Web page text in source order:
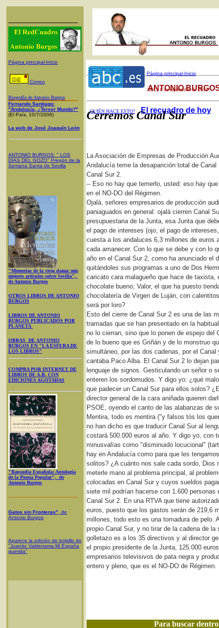
Página principal-Inicio
Correo
Biografía de Antonio Burgos
Fernando Santiago:
"Andalucía, ¿Tercer Mundo?"
(El País, 10/7/2006)
La web de José Joaquín León
ANTONIO BURGOS: " LOS
DÍAS DEL GOZO" Pregón de la
Semana Santa de Sevilla
"Memorias de la vieja dama: mis
mejores artículos sobre Sevilla",
de Antonio Burgos
OTROS LIBROS DE ANTONIO
BURGOS
LIBROS DE ANTONIO
BURGOS PUBLICADOS POR
PLANETA
OBRAS DE ANTONIO
BURGOS EN "LA ESFERA DE
LOS LIBROS"
COMPRA POR INTERNET DE
LIBROS DE A.B. CON
EDICIONES AGOTADAS
"Rapsodia Española: Antología
de la Poesía Popular", de
Antonio Burgos
Gatos sin Fronteras" , de
Antonio Burgos
Aparece la edición de bolsillo de
"Juanito Valderrama:Mi España
querida"
Página principal-Inicio
ABC, 8 de septiembre de 2012
¿QUIÉN HACE ESTO? El recuadro de hoy
ANTONIO
Cerremos Canal Sur
La Asociación de Empresas de Producción
Andalucía teme la desaparición total de
Canal Sur 2.
-- Eso no hay que temerlo, usted: eso hay
en el NO-DO del Régimen.
Ojalá, señores empresarios de producción
paniaguados en general: ojalá cierren Canal
presupuestaria de la Junta, esa Junta que
el pago de intereses (ojo, el pago de
cuesta a los andaluces 6,3 millones de euros
cada amanecer. Con lo que se debe y con lo
año en el Canal Sur 2, como ha anunciado el
quitándoles sus programas a uno de Dos
caricato cara malagueño que hace de
chocolate bueno, Valor, el que ha puesto
chocolatería de Virgen de Luján, con
será por loro?
Esto del cierre de Canal Sur 2 es una de las
tramadas que se han presentado en la
no lo cierran, sino que lo ponen de espejo
de lo bueno que es Griñán y de lo monstruo
simultáneo, por las dos cadenas, por el
cantaba Paco Alba. El Canal Sur 2 lo dejan
lenguaje de signos. Gesticulando un señor o
enteren los sordomudos. Y digo yo: ¿qué
que padecer un Canal Sur para ellos solos?
director general de la cara aniñada quieren
PSOE, oyendo el canto de las alabanzas de
Mentira, todo es mentira ("y falsos tós los
no han dicho es que traducir Canal Sur al
costará 500.000 euros al año. Y digo yo, con
minusvalías como "disminuido locucional"
hay en Andalucía como para que les
solitos? ¿A cuánto nos sale cada sordo,
meterle mano al problema principal, al
colocadas en Canal Sur y cuyos sueldos
siete mil podrían hacerse con 1.600
Canal Sur 2. En una RTVA que tiene
euros, puesto que los gastos serán de 219,6
millones, todo esto es una tomadura de pelo.
propio Canal Sur, y no tirar de la cadena de
golletazo es a los 35 directivos y al director
el propio presidente de la Junta, 125.000
empresarios televisivos de pata negra y
entero y pleno, que es el NO-DO de
Para buscar